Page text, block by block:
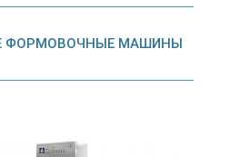
ФОРМОВОЧНЫЕ МАШИНЫ